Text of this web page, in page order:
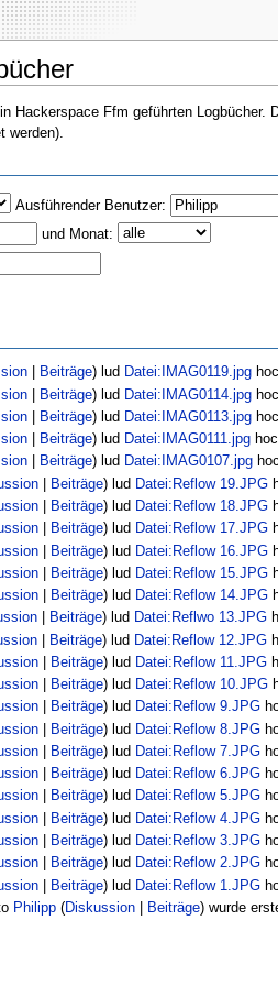
Hackerspace Ffm geführten
werden).
Ausführender Benutzer:
und Monat:
| Beiträge)lud Datei:IMAG0119.jpg
| Beiträge)lud Datei:IMAG0114.jpg
| Beiträge)lud Datei:IMAG0113.jpg
| Beiträge)lud Datei:IMAG0111.jpg
| Beiträge)lud Datei:IMAG0107.jpg
| Beiträge)lud Datei:Reflow 19.JPG
| Beiträge)lud Datei:Reflow 18.JPG
| Beiträge)lud Datei:Reflow 17.JPG
| Beiträge)lud Datei:Reflow 16.JPG
| Beiträge)lud Datei:Reflow 15.JPG
| Beiträge)lud Datei:Reflow 14.JPG
| Beiträge)lud Datei:Reflwo 13.JPG
| Beiträge)lud Datei:Reflow 12.JPG
| Beiträge)lud Datei:Reflow 11.JPG
| Beiträge)lud Datei:Reflow 10.JPG
| Beiträge)lud Datei:Reflow 9.JPG
| Beiträge)lud Datei:Reflow 8.JPG
| Beiträge)lud Datei:Reflow 7.JPG
| Beiträge)lud Datei:Reflow 6.JPG
| Beiträge)lud Datei:Reflow 5.JPG
| Beiträge)lud Datei:Reflow 4.JPG
| Beiträge)lud Datei:Reflow 3.JPG
| Beiträge)lud Datei:Reflow 2.JPG
| Beiträge)lud Datei:Reflow 1.JPG
Philipp (Diskussion| Beiträge)wurde